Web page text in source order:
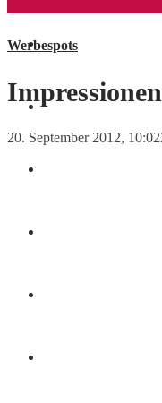
Allgemein
Startups
Werbespots
20. September 2012, 10:02